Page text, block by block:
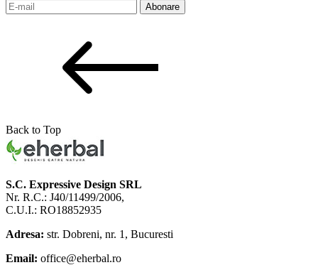
Abonare
Back to Top
S.C. Expressive Design SRL
Nr. R.C.: J40/11499/2006,
C.U.I.: RO18852935
Adresa: str. Dobreni, nr. 1, Bucuresti
Email: office@eherbal.ro